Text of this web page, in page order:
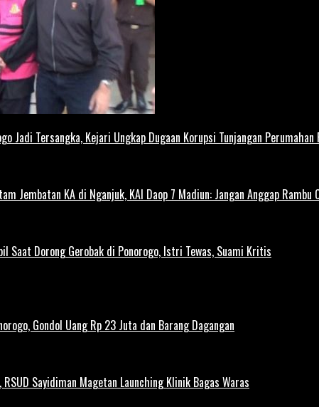
Jadi Tersangka, Kejari Ungkap Dugaan Korupsi Tunjangan
Jembatan KA di Nganjuk, KAI Daop 7 Madiun: Jangan Anggap Rambu
Saat Dorong Gerobak di Ponorogo, Istri Tewas, Suami Kritis
Gondol Uang Rp 23 Juta dan Barang Dagangan
Sayidiman Magetan Launching Klinik Bagas Waras